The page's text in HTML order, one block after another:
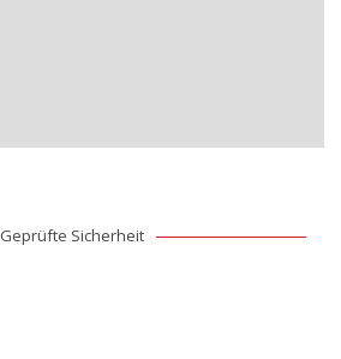
Geprüfte Sicherheit